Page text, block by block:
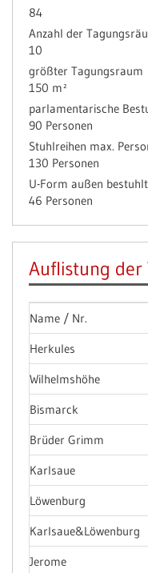
84
Anzahl der
10
größter Tagungsraum
150 m²
parlamentarische
90 Personen
Stuhlreihen max.
130 Personen
U-Form außen
46 Personen
Auflistung der
Name / Nr.
Herkules
Wilhelmshöhe
Bismarck
Brüder Grimm
Karlsaue
Löwenburg
Karlsaue&Löwenburg
Jerome